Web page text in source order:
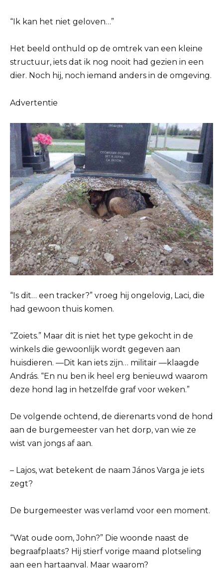
“Ik kan het niet geloven…”
Het beeld onthuld op de omtrek van een kleine
structuur, iets dat ik nog nooit had gezien in een
dier. Noch hij, noch iemand anders in de omgeving.
Advertentie
“Is dit… een tracker?” vroeg hij ongelovig, Laci, die
had gewoon thuis komen.
“Zoiets.” Maar dit is niet het type gekocht in de
winkels die gewoonlijk wordt gegeven aan
huisdieren. —Dit kan iets zijn… militair —klaagde
András. “En nu ben ik heel erg benieuwd waarom
deze hond lag in hetzelfde graf voor weken.”
De volgende ochtend, de dierenarts vond de hond
aan de burgemeester van het dorp, van wie ze
wist van jongs af aan.
– Lajos, wat betekent de naam János Varga je iets
zegt?
De burgemeester was verlamd voor een moment.
“Wat oude oom, John?” Die woonde naast de
begraafplaats? Hij stierf vorige maand plotseling
aan een hartaanval. Maar waarom?